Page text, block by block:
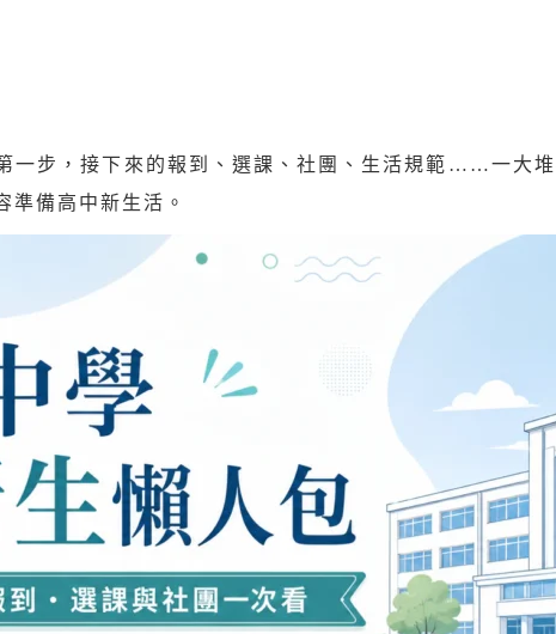
一步，接下來的報到、選課、社團、生活規範……一大
準備高中新生活。